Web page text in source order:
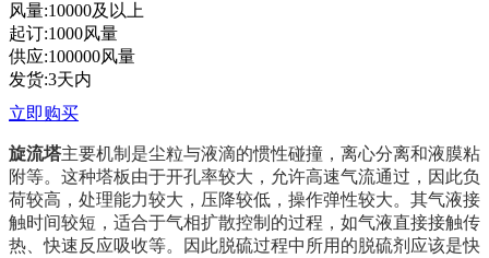
风量:10000及以上
起订:1000风量
供应:100000风量
发货:3天内
立即购买
旋流塔主要机制是尘粒与液滴的惯性碰撞，离心分离和液膜粘
附等。这种塔板由于开孔率较大，允许高速气流通过，因此负
荷较高，处理能力较大，压降较低，操作弹性较大。其气液接
触时间较短，适合于气相扩散控制的过程，如气液直接接触传
热、快速反应吸收等。因此脱硫过程中所用的脱硫剂应该是快